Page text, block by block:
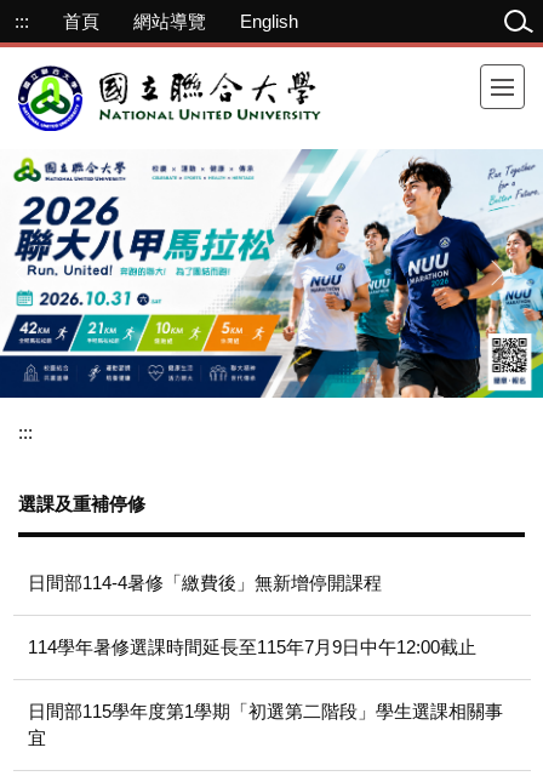
跳
到
主
要
內
區
::: 首頁 網站導覽 English
:::
選課及重補停修
日間部114-4暑修「繳費後」無新增停開課程
114學年暑修選課時間延長至115年7月9日中午12:00截止
日間部115學年度第1學期「初選第二階段」學生選課相關事
宜